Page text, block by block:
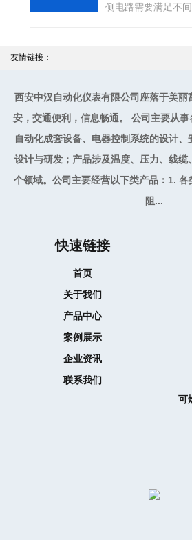
侧电路需要满足不
友情链接：
西安中汉自动化仪表有限公司座落于美
安，交通便利，信息畅通。 公司主要从事
自动化成套设备、电器控制系统的设计
设计与研发；产品涉及温度、压力、线缆
个领域。公司主要经营以下类产品：1.
阻...
快速链接
首页
关于我们
产品中心
案例展示
企业资讯
联系我们
可